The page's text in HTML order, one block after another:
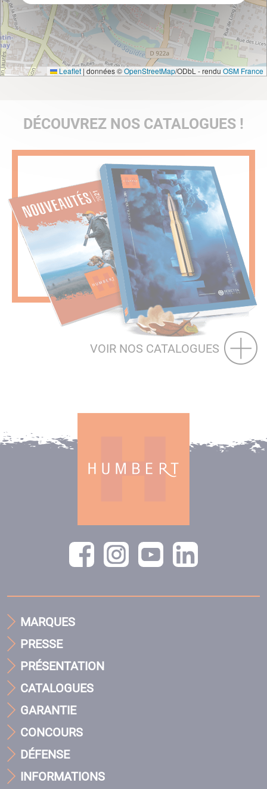
Leaflet | données ©OpenStreetMap/ODbL - rendu OSM France
DÉCOUVREZ NOS CATALOGUES !
VOIR NOS CATALOGUES
MARQUES
PRESSE
PRÉSENTATION
CATALOGUES
GARANTIE
CONCOURS
DÉFENSE
INFORMATIONS